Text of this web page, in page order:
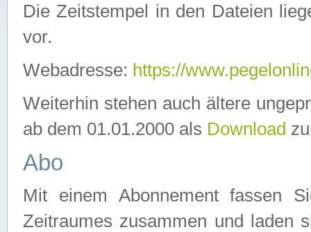
Die Zeitstempel in den Dateien
vor.
Webadresse: https://
Weiterhin stehen auch ältere
ab dem 01.01.2000 als Download
Abo
Mit einem Abonnement fassen
Zeitraumes zusammen und laden